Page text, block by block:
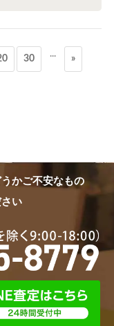
30 ... »
かご不安なもの
い